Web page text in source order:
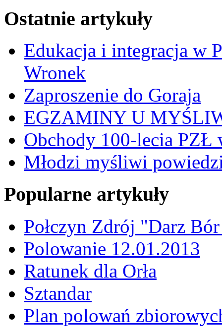
Ostatnie artykuły
Edukacja i integracja w
Wronek
Zaproszenie do Goraja
EGZAMINY U
Obchody 100-lecia PZŁ
Młodzi myśliwi
Popularne artykuły
Połczyn Zdrój "Darz
Polowanie 12.01.2013
Ratunek dla Orła
Sztandar
Plan polowań